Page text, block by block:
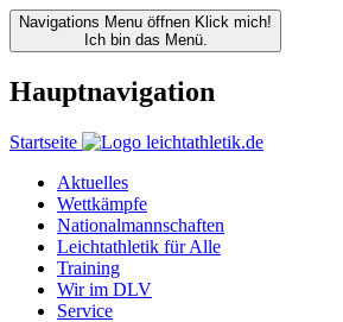
Navigations Menu öffnen Klick mich!
Ich bin das Menü.
Hauptnavigation
Startseite
Aktuelles
Wettkämpfe
Nationalmannschaften
Leichtathletik für Alle
Training
Wir im DLV
Service